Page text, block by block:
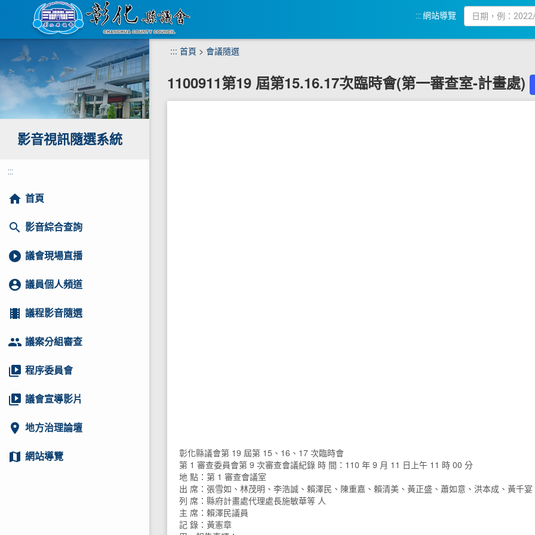
主
要
容
區
::: 網站導覽
影音視訊隨選系統
:::
home 首頁
search 影音綜合查詢
play_circle_filled 議會現場直播
account_circle 議員個人頻道
local_movies 議程影音隨選
group 議案分組審查
video_library 程序委員會
video_library 議會宣導影片
location_on 地方治理論壇
map 網站導覽
::: 首頁 > 會議隨選
1100911第19 屆第15.16.17次臨時會(第一審查室-計畫處)
彰化縣議會第 19 屆第 15、16、17 次臨時會
第 1 審查委員會第 9 次審查會議紀錄 時 間：110 年 9 月 11 日上午 11 時 00 分
地 點：第 1 審查會議室
出 席：張雪如、林茂明、李浩誠、賴澤民、陳重嘉、賴清美、黃正盛、蕭如意、洪本成、黃千宴
列 席：縣府計畫處代理處長施敏華等 人
主 席：賴澤民議員
記 錄：黃憲章